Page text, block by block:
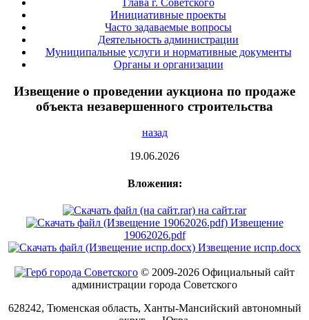
Глава г. Советского
Инициативные проекты
Часто задаваемые вопросы
Деятельность администрации
Муниципальные услуги и нормативные документы
Органы и организации
Извещение о проведении аукциона по продаже
объекта незавершенного строительства
назад
19.06.2026
Вложения:
на сайт.rar
Извещение
19062026.pdf
Извещение испр.docx
© 2009-2026 Официальный сайт
администрации города Советского
628242, Тюменская область, Ханты-Мансийский автономный